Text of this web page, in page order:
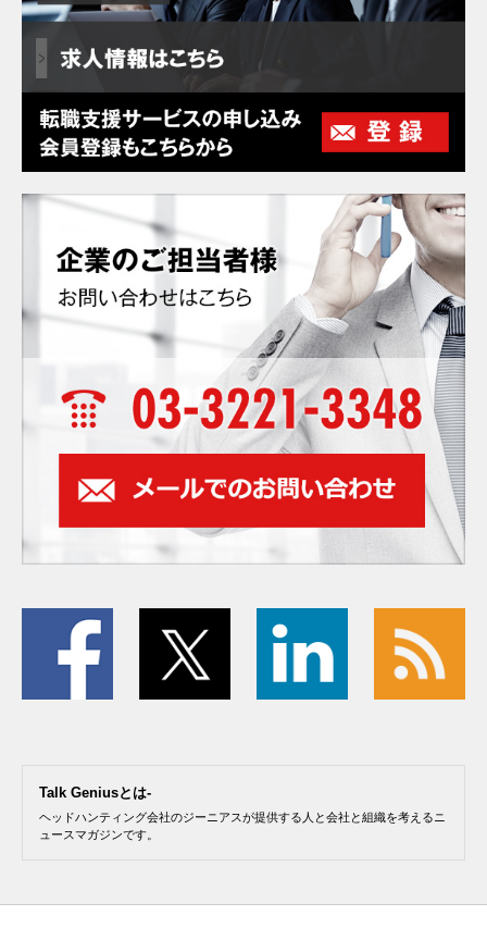
Talk Geniusとは-
ヘッドハンティング会社のジーニアスが提供する人と会社と組織を考えるニ
ュースマガジンです。